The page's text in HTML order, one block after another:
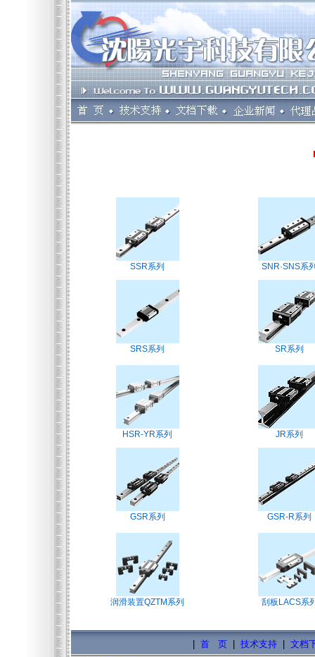
SSR系列 SNR·SNS系
SRS系列 SR系列
HSR-YR系列 JR系列
GSR系列 GSR-R系列
润滑装置QZTM系列 刮板LACS系
首 页| 技术支持| 文档